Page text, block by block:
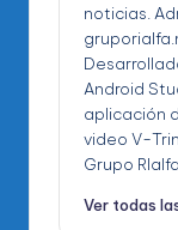
noticias.
Android
aplicación
video V-
Grupo RIalfa
Ver todas